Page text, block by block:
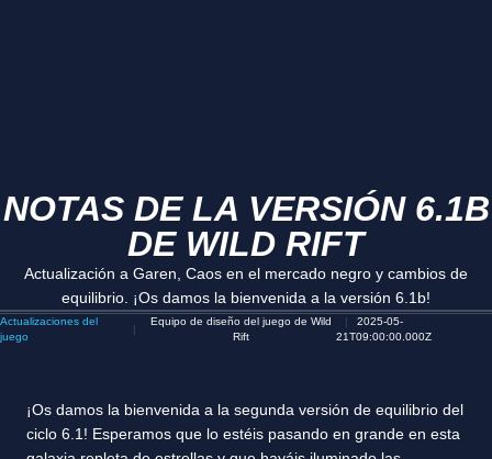
NOTAS DE LA VERSIÓN 6.1B
DE WILD RIFT
Actualización a Garen, Caos en el mercado negro y cambios de
equilibrio. ¡Os damos la bienvenida a la versión 6.1b!
Actualizaciones del
juego
Equipo de diseño del juego de Wild
Rift
2025-05-
21T09:00:00.000Z
¡Os damos la bienvenida a la segunda versión de equilibrio del
ciclo 6.1! Esperamos que lo estéis pasando en grande en esta